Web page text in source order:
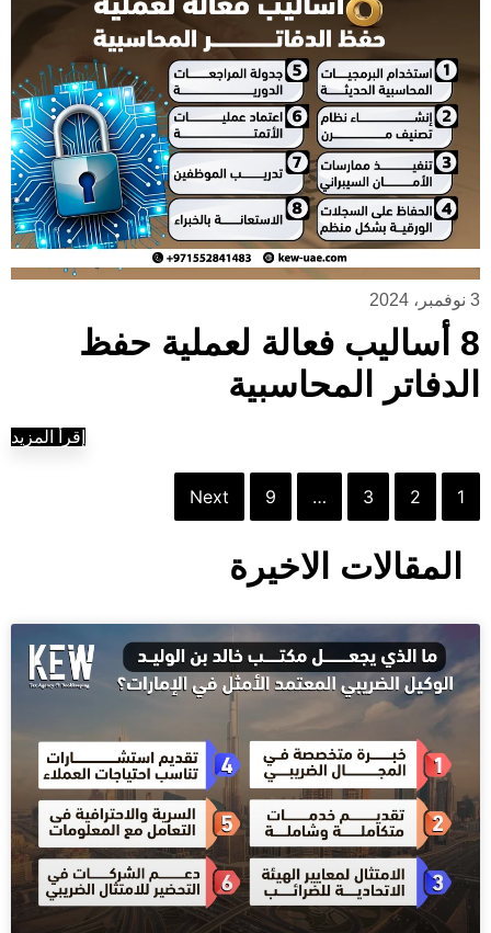
3 نوفمبر، 2024
8 أساليب فعالة لعملية حفظ
الدفاتر المحاسبية
إقرأ المزيد
1
2
3
…
9
Next
المقالات الاخيرة